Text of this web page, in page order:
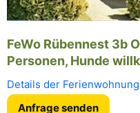
FeWo Rübennest 3b
Personen, Hunde
Details der
Anfrage senden